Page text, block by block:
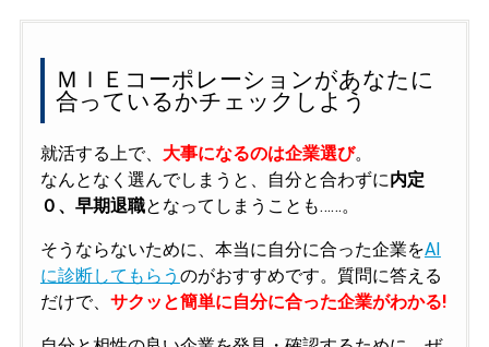
ＭＩＥコーポレーションがあなたに
合っているかチェックしよう
就活する上で、 大事になるのは企業選び。
なんとなく選んでしまうと、自分と合わずに内定
０、早期退職となってしまうことも……。
そうならないために、本当に自分に合った企業をAI
に診断してもらう のがおすすめです。質問に答える
だけで、 サクッと簡単に自分に合った企業がわかる!